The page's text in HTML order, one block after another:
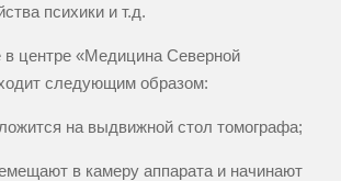
психики и т.д.
центре «Медицина Северной
следующим образом:
на выдвижной стол томографа;
в камеру аппарата и начинают